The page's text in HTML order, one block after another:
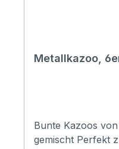
Metallkazoo,
Bunte Kazoos von U-Turn!
gemischt